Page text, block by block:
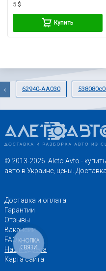
5 $
Купить
62940-AA030
‹
© 2013-2026. Aleto Avto -
авто в Украине, цены.
Доставка и оплата
Гарантии
Отзывы
Вакансии
FAQ
Наши адреса
Карта сайта
КНОПКА
СВЯЗИ